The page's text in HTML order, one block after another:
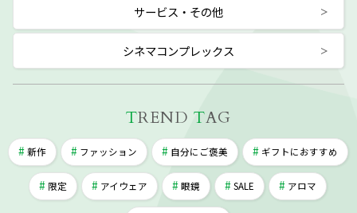
サービス・その他
シネマコンプレックス
TREND TAG
新作 ファッション 自分にご褒美 ギフトにおすすめ
限定 アイウェア 眼鏡 SALE アロマ